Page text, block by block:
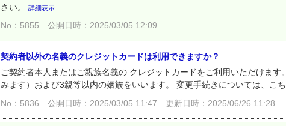
さい。
詳細表示
No：5855 公開日時：2025/03/05 12:09
契約者以外の名義のクレジットカードは利用できますか？
ご契約者本人またはご親族名義の クレジットカードをご利用いただけま
みます）および3親等以内の姻族をいいます。 変更手続きについては、こ
No：5836 公開日時：2025/03/05 11:47 更新日時：2025/06/26 11:28